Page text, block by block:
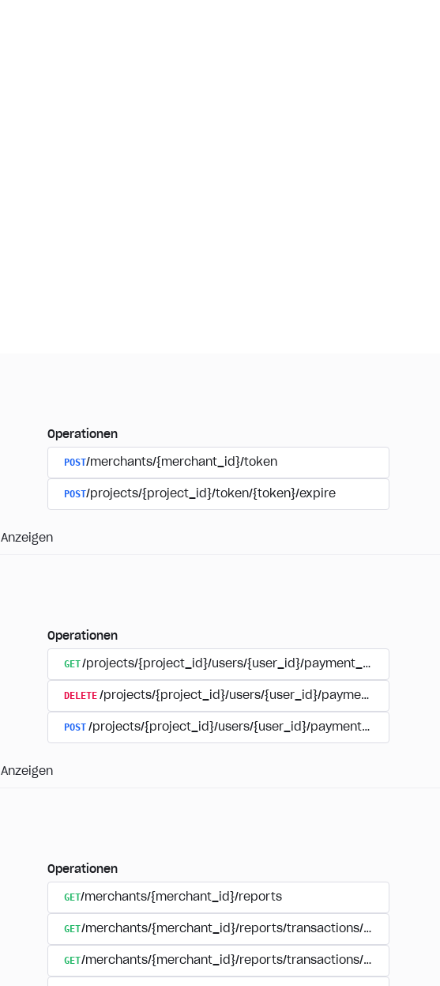
Operationen
POST/merchants/{merchant_id}/token
POST/projects/{project_id}/token/{token}/expire
Anzeigen
Operationen
GET/projects/{project_id}/users/{user_id}/payment_accounts
DELETE /projects/{project_id}/users/{user_id}/
POST /projects/{project_id}/users/{user_id}/payments/{type}/
Anzeigen
Operationen
GET/merchants/{merchant_id}/reports
GET/merchants/{merchant_id}/reports/transactions/
GET/merchants/{merchant_id}/reports/transactions/